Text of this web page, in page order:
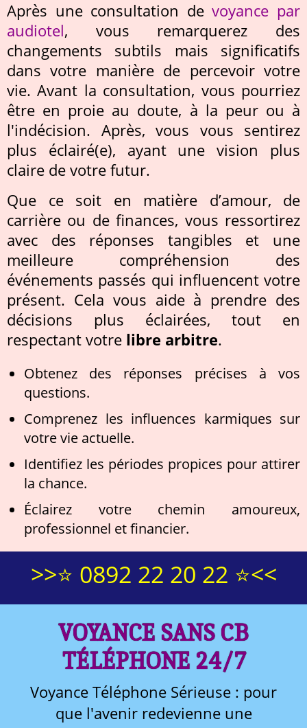
Après une consultation devoyance par
audiotel, vous remarquerez des
changements subtils mais significatifs
dans votre manière de percevoir votre
vie. Avant la consultation, vous pourriez
être en proie au doute, à la peur ou à
l'indécision. Après, vous vous sentirez
plus éclairé(e), ayant une vision plus
claire de votre futur.
Que ce soit en matière d’amour, de
carrière ou de finances, vous ressortirez
avec des réponses tangibles et une
meilleure compréhension des
événements passés qui influencent votre
présent. Cela vous aide à prendre des
décisions plus éclairées, tout en
respectant votre libre arbitre.
Obtenez des réponses précises à vos
questions.
Comprenez les influences karmiques sur
votre vie actuelle.
Identifiez les périodes propices pour attirer
la chance.
Éclairez votre chemin amoureux,
professionnel et financier.
>>⭐ 0892 22 20 22 ⭐<<
VOYANCE SANS CB
TÉLÉPHONE 24/7
Voyance Téléphone Sérieuse : pour
que l'avenir redevienne une